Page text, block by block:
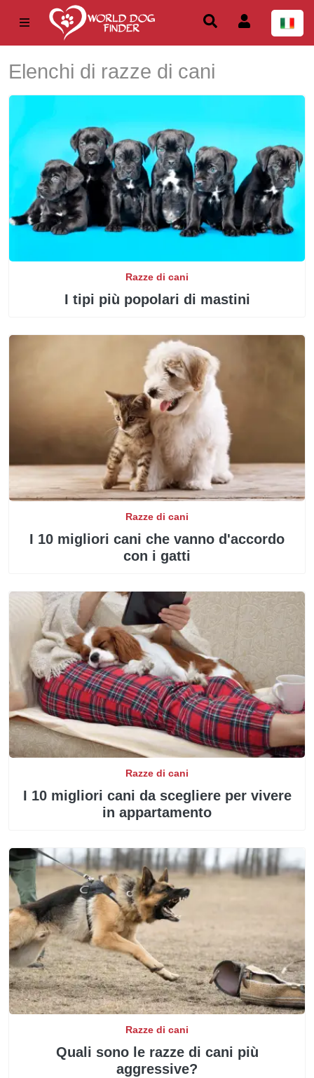
Elenchi di razze di cani
Razze di cani
I tipi più popolari di mastini
Razze di cani
I 10 migliori cani che vanno d'accordo
con i gatti
Razze di cani
I 10 migliori cani da scegliere per vivere
in appartamento
Razze di cani
Quali sono le razze di cani più
aggressive?